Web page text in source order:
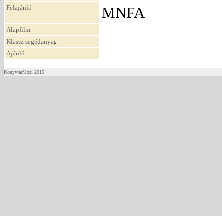
Felajánló MNFA
Alapfilm
Klassz segédanyag
Ajánló
KönyvtárMozi 2015